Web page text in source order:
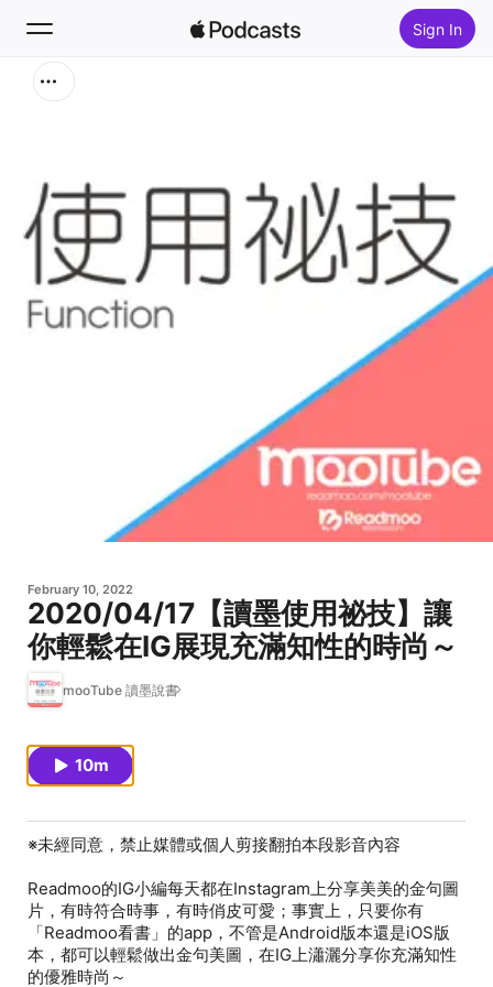
Sign In
New
Top Charts
February 10, 2022
2020/04/17【讀墨使用祕技】讓
你輕鬆在IG展現充滿知性的時尚～
mooTube 讀墨說書
10m
※未經同意，禁止媒體或個人剪接翻拍本段影音內容
Readmoo的IG小編每天都在Instagram上分享美美的金句圖
片，有時符合時事，有時俏皮可愛；事實上，只要你有
「Readmoo看書」的app，不管是Android版本還是iOS版
本，都可以輕鬆做出金句美圖，在IG上瀟灑分享你充滿知性
的優雅時尚～